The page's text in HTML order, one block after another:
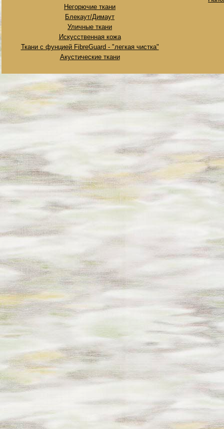
Негорючие ткани
Блекаут/Димаут
Уличные ткани
Искусственная кожа
Ткани с фунцией FibreGuard - "легкая чистка"
Акустические ткани